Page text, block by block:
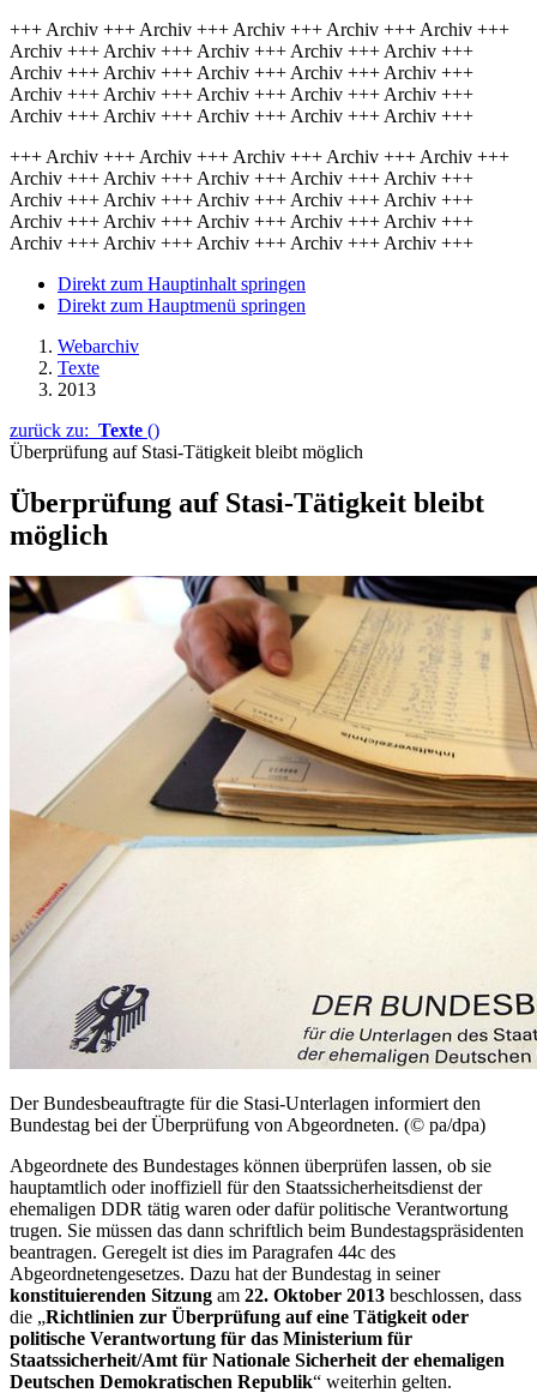
+++ Archiv +++ Archiv +++ Archiv +++ Archiv +++ Archiv +++
Archiv +++ Archiv +++ Archiv +++ Archiv +++ Archiv +++
Archiv +++ Archiv +++ Archiv +++ Archiv +++ Archiv +++
Archiv +++ Archiv +++ Archiv +++ Archiv +++ Archiv +++
Archiv +++ Archiv +++ Archiv +++ Archiv +++ Archiv +++
+++ Archiv +++ Archiv +++ Archiv +++ Archiv +++ Archiv +++
Archiv +++ Archiv +++ Archiv +++ Archiv +++ Archiv +++
Archiv +++ Archiv +++ Archiv +++ Archiv +++ Archiv +++
Archiv +++ Archiv +++ Archiv +++ Archiv +++ Archiv +++
Archiv +++ Archiv +++ Archiv +++ Archiv +++ Archiv +++
Direkt zum Hauptinhalt springen
Direkt zum Hauptmenü springen
Webarchiv
Texte
2013
zurück zu: Texte ()
Überprüfung auf Stasi-Tätigkeit bleibt möglich
Überprüfung auf Stasi-Tätigkeit bleibt
möglich
Der Bundesbeauftragte für die Stasi-Unterlagen informiert den
Bundestag bei der Überprüfung von Abgeordneten. (© pa/dpa)
Abgeordnete des Bundestages können überprüfen lassen, ob sie
hauptamtlich oder inoffiziell für den Staatssicherheitsdienst der
ehemaligen DDR tätig waren oder dafür politische Verantwortung
trugen. Sie müssen das dann schriftlich beim Bundestagspräsidenten
beantragen. Geregelt ist dies im Paragrafen 44c des
Abgeordnetengesetzes. Dazu hat der Bundestag in seiner
konstituierenden Sitzung am 22. Oktober 2013 beschlossen, dass
die „Richtlinien zur Überprüfung auf eine Tätigkeit oder
politische Verantwortung für das Ministerium für
Staatssicherheit/Amt für Nationale Sicherheit der ehemaligen
Deutschen Demokratischen Republik“ weiterhin gelten.